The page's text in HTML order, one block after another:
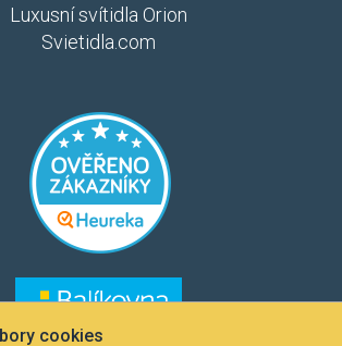
Luxusní svítidla Orion
Svietidla.com
cookies